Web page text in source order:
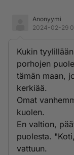
Anonyymi
2024-02-29
Kukin
porhojen
tämän maan,
kerkiää.
Omat
kuolen.
En valtion,
puolesta.
vattuun.